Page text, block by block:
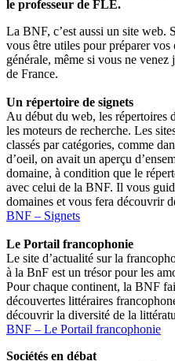
le professeur de FLE.
La BNF, c’est aussi un site web.
vous être utiles pour préparer
générale, même si vous ne
de France.
Un répertoire de signets
Au début du web, les répertoires
les moteurs de recherche. Les
classés par catégories, comme
d’oeil, on avait un aperçu
domaine, à condition que le
avec celui de la BNF. Il vous
domaines et vous fera découvrir
BNF – Signets
Le Portail francophonie
Le site d’actualité sur la
à la BnF est un trésor pour les
Pour chaque continent, la BNF
découvertes littéraires
découvrir la diversité de la
BNF – Le Portail francophonie
Sociétés en débat